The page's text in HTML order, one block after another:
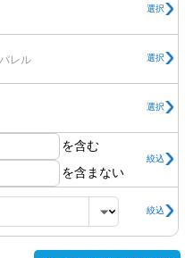
選択
レル 選択
選択
を含む
を含まない
絞込
絞込